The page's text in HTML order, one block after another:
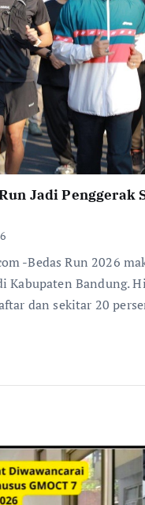
Jadi
-Bedas Run 2026
Kabupaten Bandung.
dan sekitar 20